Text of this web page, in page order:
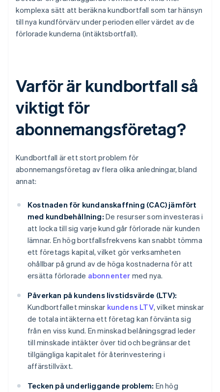
komplexa sätt att beräkna kundbortfall som tar hänsyn
till nya kundförvärv under perioden eller värdet av de
förlorade kunderna (intäktsbortfall).
Varför är kundbortfall så
viktigt för
abonnemangsföretag?
Kundbortfall är ett stort problem för
abonnemangsföretag av flera olika anledningar, bland
annat:
Kostnaden för kundanskaffning (CAC) jämfört
med kundbehållning: De resurser som investeras i
att locka till sig varje kund går förlorade när kunden
lämnar. En hög bortfallsfrekvens kan snabbt tömma
ett företags kapital, vilket gör verksamheten
ohållbar på grund av de höga kostnaderna för att
ersätta förlorade abonnenter med nya.
Påverkan på kundens livstidsvärde (LTV):
Kundbortfallet minskar kundens LTV, vilket minskar
de totala intäkterna ett företag kan förvänta sig
från en viss kund. En minskad belåningsgrad leder
till minskade intäkter över tid och begränsar det
tillgängliga kapitalet för återinvestering i
affärstillväxt.
Tecken på underliggande problem: En hög